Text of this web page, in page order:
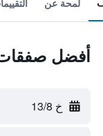
أفضل صفقات
خ 13/8